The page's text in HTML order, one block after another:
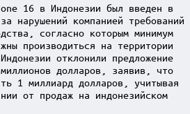
16 в Индонезии был введен в
нарушений компанией требований
согласно которым минимум
производиться на территории
отклонили предложение
долларов, заявив, что
1 миллиард долларов, учитывая
от продаж на индонезийском